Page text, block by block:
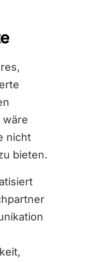
wäre
nicht
bieten.